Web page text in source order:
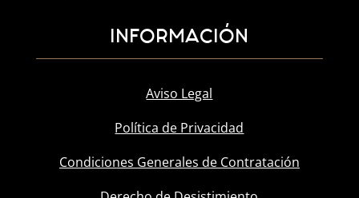
INFORMACIÓN
Aviso Legal
Política de Privacidad
Condiciones Generales de Contratación